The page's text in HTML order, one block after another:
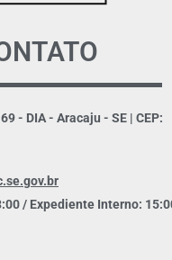
- DIA - Aracaju - SE | CEP:
/ Expediente Interno: